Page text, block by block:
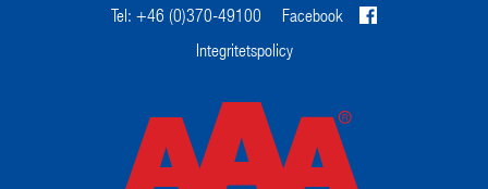
Tel: +46 (0)370-49100
Facebook
Integritetspolicy